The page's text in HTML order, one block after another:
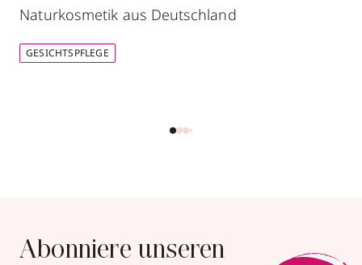
Naturkosmetik aus Deutschland
GESICHTSPFLEGE
Abonniere unseren